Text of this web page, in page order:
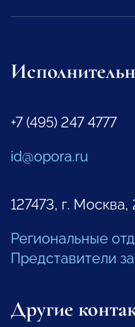
+7 (495) 247 4777
id@opora.ru
127473, г.
Региональные
Представители
Другие